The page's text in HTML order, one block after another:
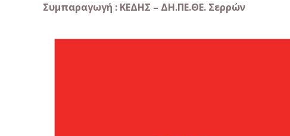
Συμπαραγωγή : ΚΕΔΗΣ – ΔΗ.ΠΕ.ΘΕ. Σερρών